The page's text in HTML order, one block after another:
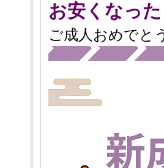
お安くなっ
ご成人おめでと